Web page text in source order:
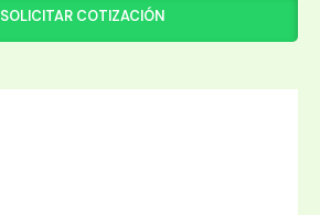
SOLICITAR COTIZACIÓN